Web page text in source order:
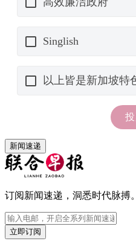
新闻速递
订阅新闻速递，洞悉时代脉搏。
立即订阅